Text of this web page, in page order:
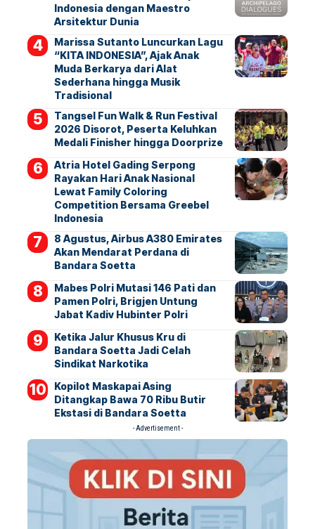
Indonesia dengan Maestro
Arsitektur Dunia
Marissa Sutanto Luncurkan Lagu
“KITA INDONESIA”, Ajak Anak
Muda Berkarya dari Alat
Sederhana hingga Musik
Tradisional
Tangsel Fun Walk & Run Festival
2026 Disorot, Peserta Keluhkan
Medali Finisher hingga Doorprize
Atria Hotel Gading Serpong
Rayakan Hari Anak Nasional
Lewat Family Coloring
Competition Bersama Greebel
Indonesia
8 Agustus, Airbus A380 Emirates
Akan Mendarat Perdana di
Bandara Soetta
Mabes Polri Mutasi 146 Pati dan
Pamen Polri, Brigjen Untung
Jabat Kadiv Hubinter Polri
Ketika Jalur Khusus Kru di
Bandara Soetta Jadi Celah
Sindikat Narkotika
Kopilot Maskapai Asing
Ditangkap Bawa 70 Ribu Butir
Ekstasi di Bandara Soetta
- Advertisement -